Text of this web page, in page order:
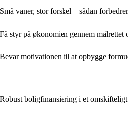
Små vaner, stor forskel – sådan
Få styr på økonomien gennem målrettet
Bevar motivationen til at opbygge
Robust boligfinansiering i et omskifteligt